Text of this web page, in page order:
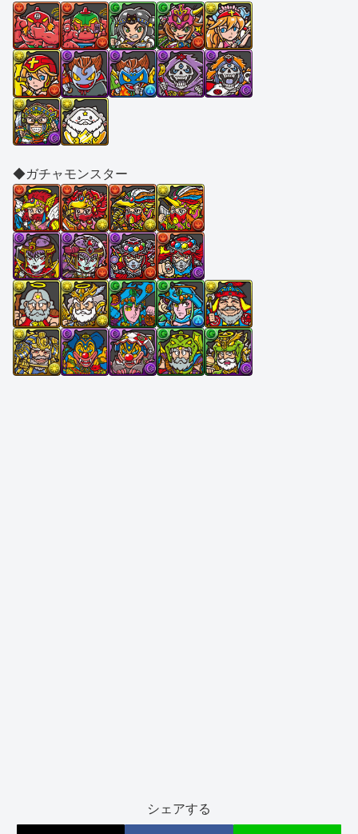
◆ガチャモンスター
シェアする